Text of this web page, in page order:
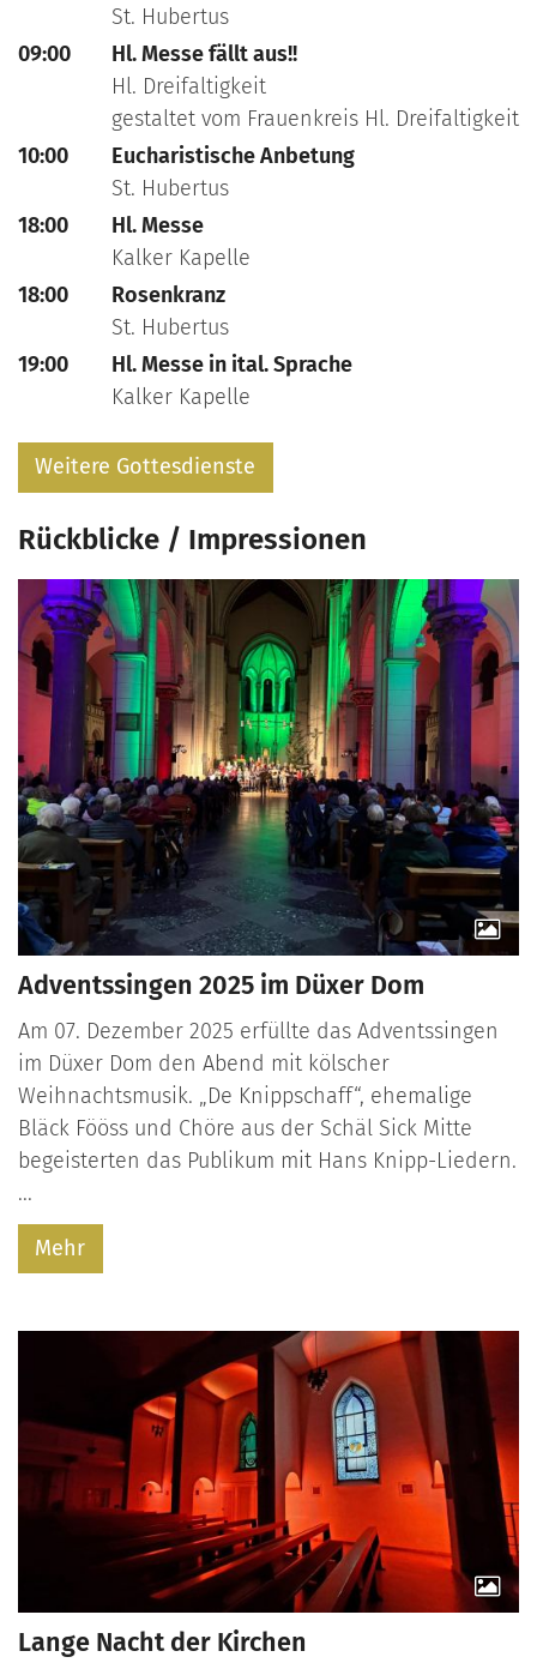
St. Hubertus
09:00
Hl. Messe fällt aus!!
Hl. Dreifaltigkeit
gestaltet vom Frauenkreis Hl. Dreifaltigkeit
10:00
Eucharistische Anbetung
St. Hubertus
18:00
Hl. Messe
Kalker Kapelle
18:00
Rosenkranz
St. Hubertus
19:00
Hl. Messe in ital. Sprache
Kalker Kapelle
Weitere Gottesdienste
Rückblicke / Impressionen
Adventssingen 2025 im Düxer Dom
Am 07. Dezember 2025 erfüllte das Adventssingen
im Düxer Dom den Abend mit kölscher
Weihnachtsmusik. „De Knippschaff“, ehemalige
Bläck Fööss und Chöre aus der Schäl Sick Mitte
begeisterten das Publikum mit Hans Knipp-Liedern.
...
Mehr
Lange Nacht der Kirchen